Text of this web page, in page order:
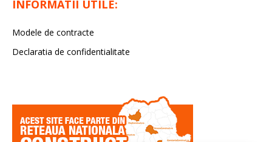
INFORMATII UTILE:
Modele de contracte
Declaratia de confidentialitate